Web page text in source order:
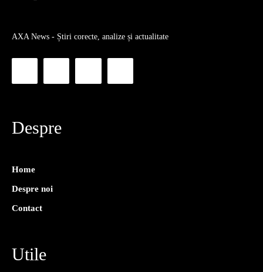
AXA News - Știri corecte, analize și actualitate
Despre
Home
Despre noi
Contact
Utile